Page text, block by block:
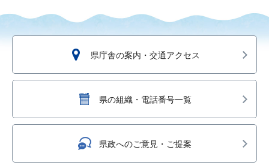
県庁舎の案内・交通アクセス
県の組織・電話番号一覧
県政へのご意見・ご提案